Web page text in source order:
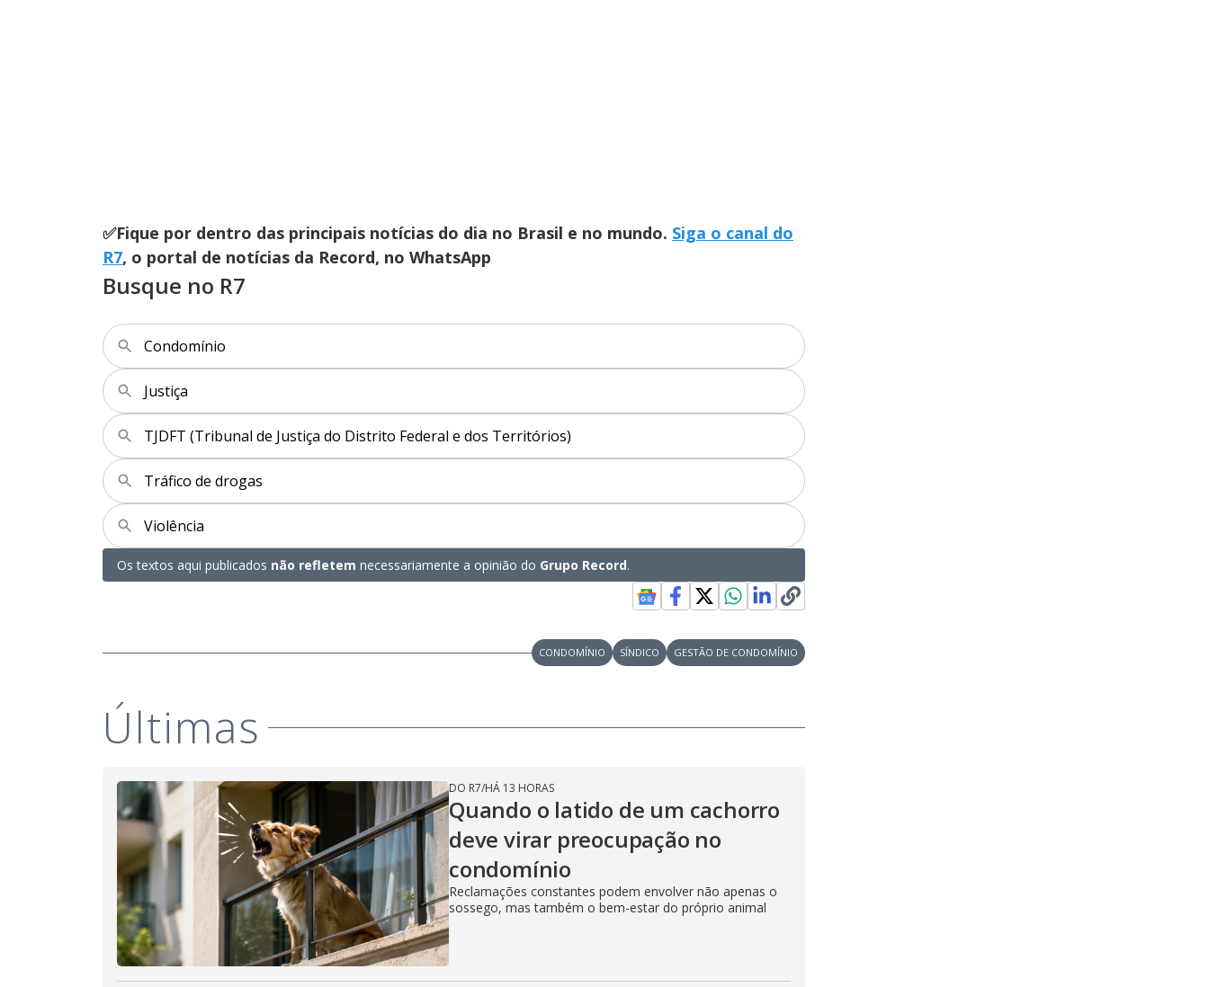
✅Fique por dentro das principais notícias do dia no Brasil e no mundo. Siga o canal do
R7, o portal de notícias da Record, no WhatsApp
Busque no R7
Condomínio
Justiça
TJDFT (Tribunal de Justiça do Distrito Federal e dos Territórios)
Tráfico de drogas
Violência
Os textos aqui publicados não refletem necessariamente a opinião do Grupo Record.
CONDOMÍNIO SÍNDICO GESTÃO DE CONDOMÍNIO
Últimas
DO R7/HÁ 13 HORAS
Quando o latido de um cachorro
deve virar preocupação no
condomínio
Reclamações constantes podem envolver não apenas o
sossego, mas também o bem-estar do próprio animal